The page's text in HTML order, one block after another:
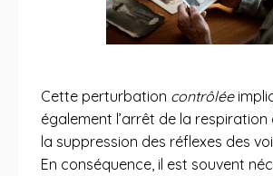
Cette perturbation contrôlée
également l’arrêt de la
la suppression des réflexes des
En conséquence, il est souvent